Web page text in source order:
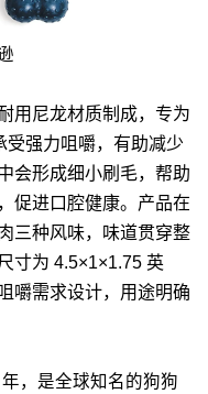
用尼龙材质制成，专为
受强力咀嚼，有助减少
会形成细小刷毛，帮助
促进口腔健康。产品在
三种风味，味道贯穿整
寸为 4.5×1×1.75 英
嚼需求设计，用途明确
，是全球知名的狗狗